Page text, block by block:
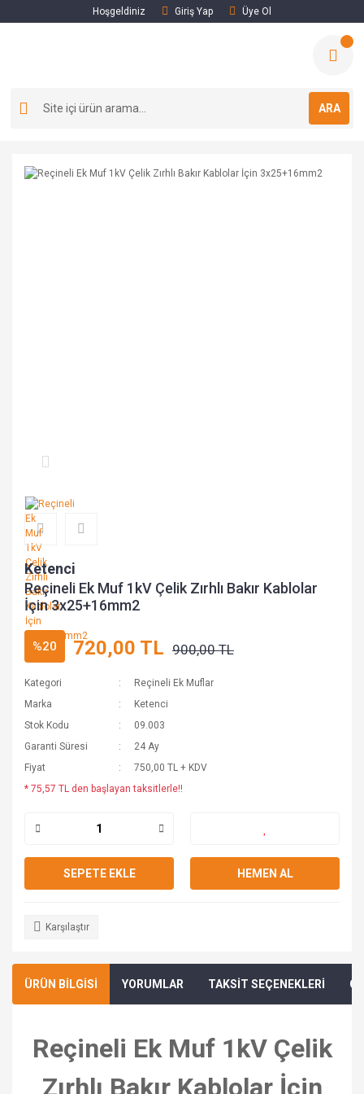
Hoşgeldiniz Giriş Yap Üye Ol
ARA
Ketenci
Reçineli Ek Muf 1kV Çelik Zırhlı Bakır Kablolar
İçin 3x25+16mm2
%20 720,00 TL 900,00 TL
Kategori
Reçineli Ek Muflar
Marka
Ketenci
Stok Kodu
09.003
Garanti Süresi
24 Ay
Fiyat
750,00 TL + KDV
* 75,57 TL den başlayan taksitlerle!!
SEPETE EKLE HEMEN AL
Karşılaştır
ÜRÜN BİLGİSİ YORUMLAR TAKSİT SEÇENEKLERİ
Reçineli Ek Muf 1kV Çelik
Zırhlı Bakır Kablolar İçin